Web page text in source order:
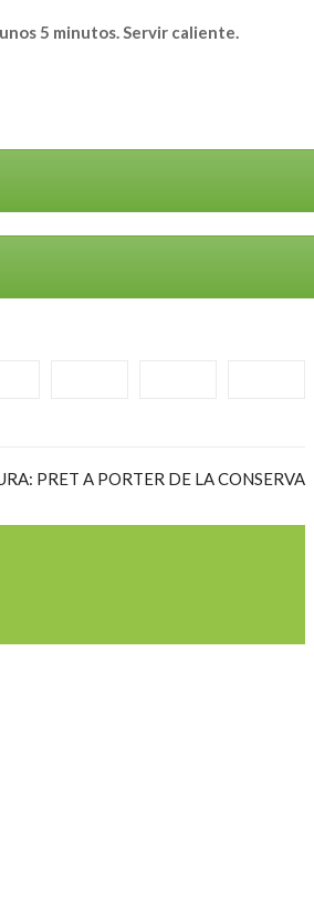
5 minutos. Servir caliente.
PRET A PORTER DE LA CONSERVA